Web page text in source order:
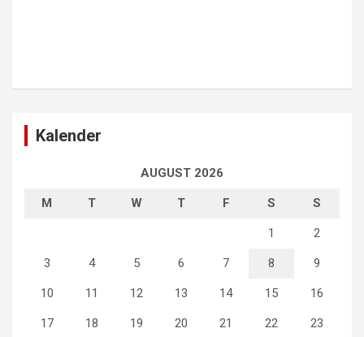
Kalender
AUGUST 2026
M T W T F S S
1 2
3 4 5 6 7 8 9
10 11 12 13 14 15 16
17 18 19 20 21 22 23